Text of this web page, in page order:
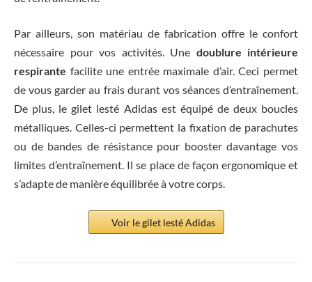
Par ailleurs, son matériau de fabrication offre le confort
nécessaire pour vos activités. Une doublure intérieure
respirante facilite une entrée maximale d’air. Ceci permet
de vous garder au frais durant vos séances d’entraînement.
De plus, le gilet lesté Adidas est équipé de deux boucles
métalliques. Celles-ci permettent la fixation de parachutes
ou de bandes de résistance pour booster davantage vos
limites d’entraînement. Il se place de façon ergonomique et
s’adapte de manière équilibrée à votre corps.
Voir le gilet lesté Adidas